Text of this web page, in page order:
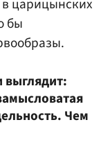
царицынских
бы
выглядит:
Чем